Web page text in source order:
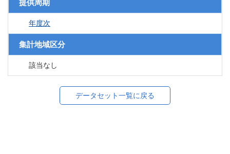
提供周期
年度次
集計地域区分
該当なし
データセット一覧に戻る